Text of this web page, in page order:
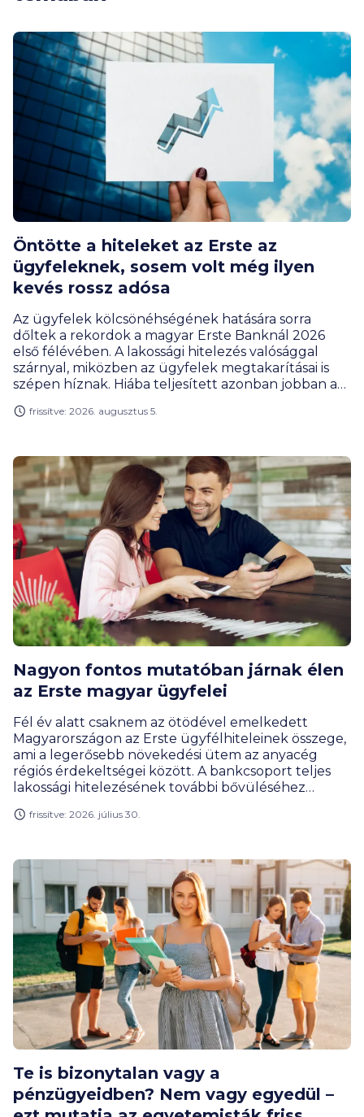
Öntötte a hiteleket az Erste az
ügyfeleknek, sosem volt még ilyen
kevés rossz adósa
Az ügyfelek kölcsönéhségének hatására sorra
dőltek a rekordok a magyar Erste Banknál 2026
első félévében. A lakossági hitelezés valósággal
szárnyal, miközben az ügyfelek megtakarításai is
szépen híznak. Hiába teljesített azonban jobban a
extraprofitadó befizetésének új szabályai miatt van
frissítve: 2026. augusztus 5.
Nagyon fontos mutatóban járnak élen
az Erste magyar ügyfelei
Fél év alatt csaknem az ötödével emelkedett
Magyarországon az Erste ügyfélhiteleinek összege,
ami a legerősebb növekedési ütem az anyacég
régiós érdekeltségei között. A bankcsoport teljes
lakossági hitelezésének további bővüléséhez
kereslet élénkülése.
frissítve: 2026. július 30.
Te is bizonytalan vagy a
pénzügyeidben? Nem vagy egyedül –